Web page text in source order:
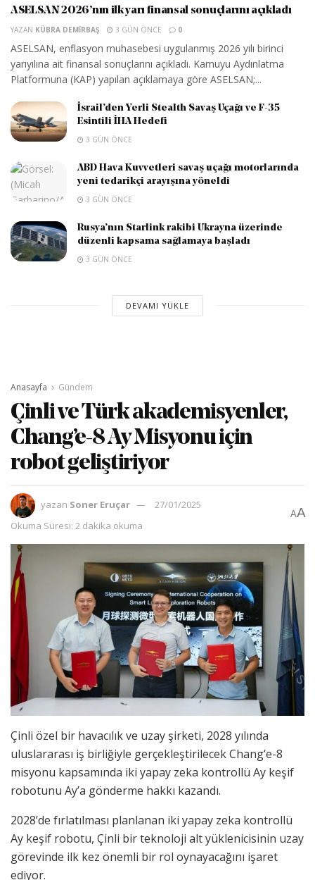
ASELSAN 2026’nın ilk yarı finansal sonuçlarını açıkladı
YAZAN KÜBRA DEMIRBAŞ 3 GÜN ÖNCE 0
ASELSAN, enflasyon muhasebesi uygulanmış 2026 yılı birinci
yarıyılına ait finansal sonuçlarını açıkladı. Kamuyu Aydınlatma
Platformuna (KAP) yapılan açıklamaya göre ASELSAN;...
İsrail’den Yerli Stealth Savaş Uçağı ve F-35
Esintili İHA Hedefi
3 GÜN ÖNCE
ABD Hava Kuvvetleri savaş uçağı motorlarında
yeni tedarikçi arayışına yöneldi
3 GÜN ÖNCE
Rusya’nın Starlink rakibi Ukrayna üzerinde
düzenli kapsama sağlamaya başladı
3 GÜN ÖNCE
DEVAMI YÜKLE
Anasayfa Gündem
Çinli ve Türk akademisyenler,
Chang’e-8 Ay Misyonu için
robot geliştiriyor
yazan Soner Eruçar
27/01/2025
Okuma Süresi: 2 dakika okuma
AA
Çinli özel bir havacılık ve uzay şirketi, 2028 yılında
uluslararası iş birliğiyle gerçekleştirilecek Chang’e-8
misyonu kapsamında iki yapay zeka kontrollü Ay keşif
robotunu Ay’a gönderme hakkı kazandı.
2028’de fırlatılması planlanan iki yapay zeka kontrollü
Ay keşif robotu, Çinli bir teknoloji alt yüklenicisinin uzay
görevinde ilk kez önemli bir rol oynayacağını işaret
ediyor.